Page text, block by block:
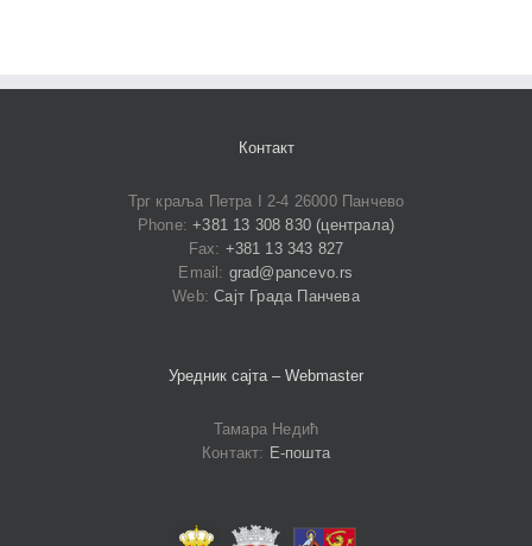
Контакт
Трг краља Петра I 2-4 26000 Панчево
Phone:+381 13 308 830 (централа)
Fax: +381 13 343 827
Email: grad@pancevo.rs
Web:Сајт Града Панчева
Уредник сајта – Webmaster
Тамара Недић
Контакт: Е-пошта